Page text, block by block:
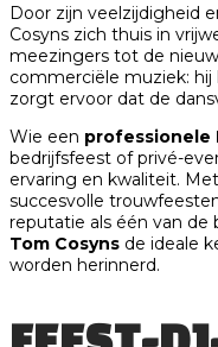
Door zijn veelzijdigheid
Cosyns zich thuis in
meezingers tot de
commerciële muziek:
zorgt ervoor dat de
Wie een professionele
bedrijfsfeest of privé-
ervaring en kwaliteit. Met
succesvolle
reputatie als één van de
Tom Cosyns de ideale
worden herinnerd.